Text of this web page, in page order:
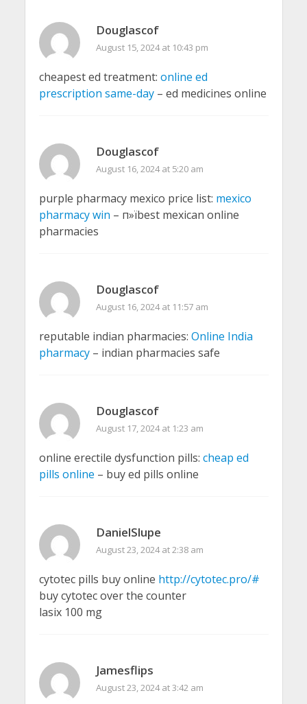
Douglascof
August 15, 2024 at 10:43 pm
cheapest ed treatment: online ed
prescription same-day– ed medicines online
Douglascof
August 16, 2024 at 5:20 am
purple pharmacy mexico price list: mexico
pharmacy win – п»їbest mexican online
pharmacies
Douglascof
August 16, 2024 at 11:57 am
reputable indian pharmacies: Online India
pharmacy– indian pharmacies safe
Douglascof
August 17, 2024 at 1:23 am
online erectile dysfunction pills: cheap ed
pills online – buy ed pills online
DanielSlupe
August 23, 2024 at 2:38 am
cytotec pills buy online http://cytotec.pro/#
buy cytotec over the counter
lasix 100 mg
Jamesflips
August 23, 2024 at 3:42 am